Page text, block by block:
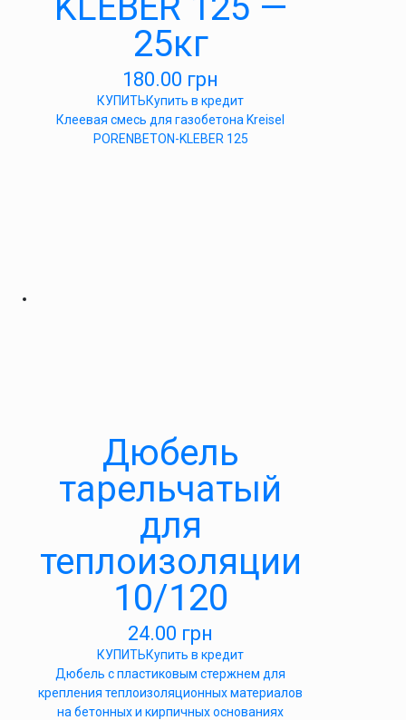
25кг
180.00 грн
КУПИТЬКупить в кредит
Клеевая смесь для газобетона Kreisel
PORENBETON-KLEBER 125
Дюбель
тарельчатый
для
теплоизоляции
10/120
24.00 грн
КУПИТЬКупить в кредит
Дюбель с пластиковым стержнем для
крепления теплоизоляционных материалов
на бетонных и кирпичных основаниях